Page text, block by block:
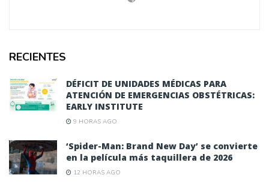
RECIENTES
DÉFICIT DE UNIDADES MÉDICAS PARA
ATENCIÓN DE EMERGENCIAS OBSTÉTRICAS:
EARLY INSTITUTE
9 HORAS AGO
‘Spider-Man: Brand New Day’ se convierte
en la película más taquillera de 2026
12 HORAS AGO